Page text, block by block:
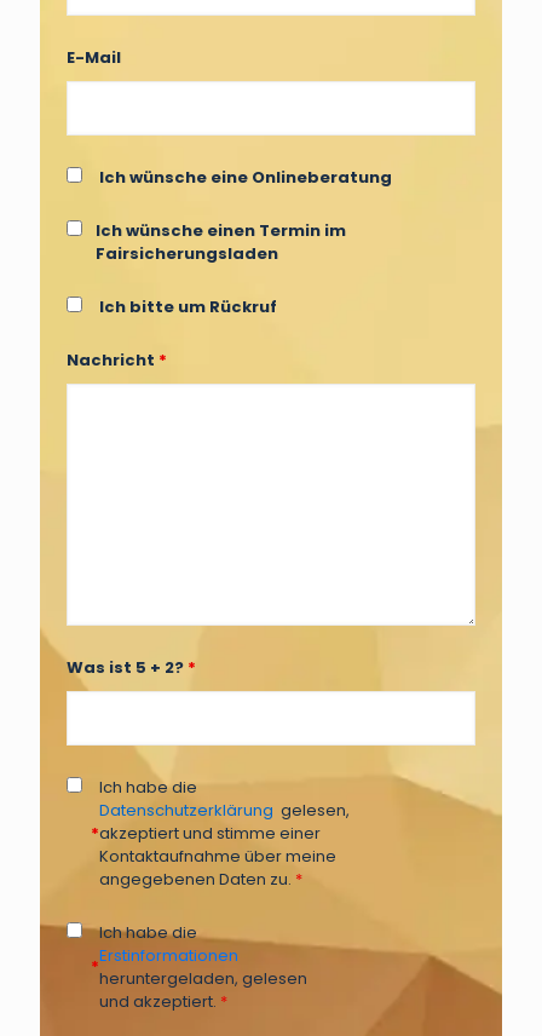
E-Mail
Ich wünsche eine Onlineberatung
Ich wünsche einen Termin im
Fairsicherungsladen
Ich bitte um Rückruf
Nachricht *
Was ist 5 + 2? *
*
Ich habe die
Datenschutzerklärung gelesen,
akzeptiert und stimme einer
Kontaktaufnahme über meine
angegebenen Daten zu. *
*
Ich habe die
Erstinformationen
heruntergeladen, gelesen
und akzeptiert. *